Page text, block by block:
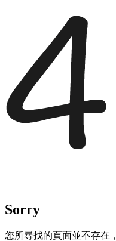
Sorry
您所尋找的頁面並不存在，